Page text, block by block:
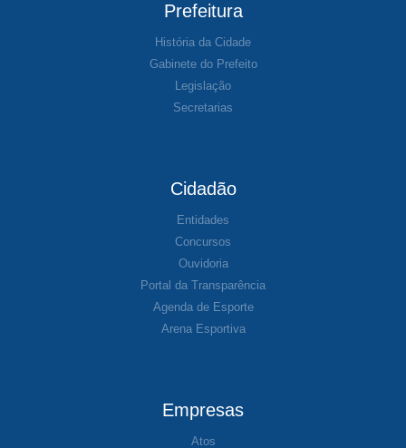
Prefeitura
História da Cidade
Gabinete do Prefeito
Legislação
Secretarias
Cidadão
Entidades
Concursos
Ouvidoria
Portal da Transparência
Agenda de Esporte
Arena Esportiva
Empresas
Atos